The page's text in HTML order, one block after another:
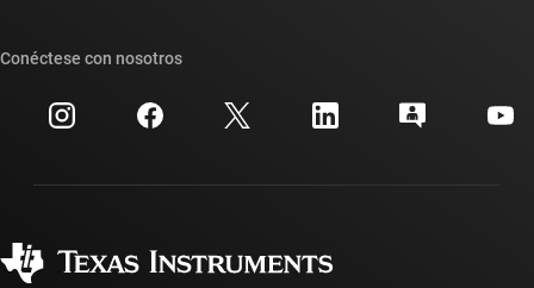
Eventos
Relaciones con los inversionistas
Búsqueda de referencias cruzadas
Centro de atención al cliente
Preguntas frecuentes sobre la cuenta myTI
Preguntas frecuentes sobre pedidos
Conéctese con nosotros